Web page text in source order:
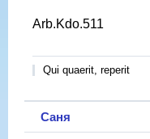
Arb.Kdo.511
Qui quaerit, reperit
Саня